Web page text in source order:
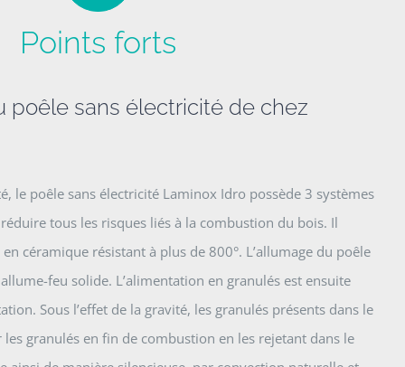
Points forts
poêle sans électricité de chez
le poêle sans électricité Laminox Idro possède 3 systèmes
tous les risques liés à la combustion du bois. Il
céramique résistant à plus de 800°. L’allumage du poêle
feu solide. L’alimentation en granulés est ensuite
Sous l’effet de la gravité, les granulés présents dans le
granulés en fin de combustion en les rejetant dans le